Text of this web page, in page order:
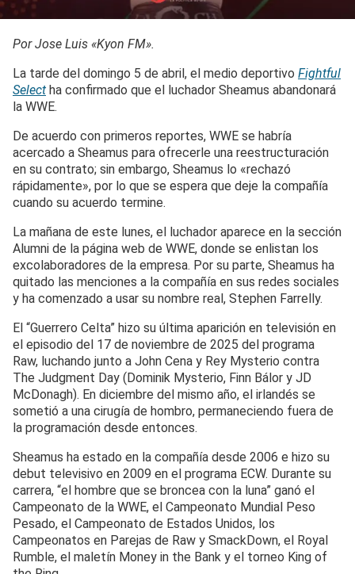
Por Jose Luis «Kyon FM».
La tarde del domingo 5 de abril, el medio deportivo Fightful
Select ha confirmado que el luchador Sheamus abandonará
la WWE.
De acuerdo con primeros reportes, WWE se habría
acercado a Sheamus para ofrecerle una reestructuración
en su contrato; sin embargo, Sheamus lo «rechazó
rápidamente», por lo que se espera que deje la compañía
cuando su acuerdo termine.
La mañana de este lunes, el luchador aparece en la sección
Alumni de la página web de WWE, donde se enlistan los
excolaboradores de la empresa. Por su parte, Sheamus ha
quitado las menciones a la compañía en sus redes sociales
y ha comenzado a usar su nombre real, Stephen Farrelly.
El “Guerrero Celta” hizo su última aparición en televisión en
el episodio del 17 de noviembre de 2025 del programa
Raw, luchando junto a John Cena y Rey Mysterio contra
The Judgment Day (Dominik Mysterio, Finn Bálor y JD
McDonagh). En diciembre del mismo año, el irlandés se
sometió a una cirugía de hombro, permaneciendo fuera de
la programación desde entonces.
Sheamus ha estado en la compañía desde 2006 e hizo su
debut televisivo en 2009 en el programa ECW. Durante su
carrera, “el hombre que se broncea con la luna” ganó el
Campeonato de la WWE, el Campeonato Mundial Peso
Pesado, el Campeonato de Estados Unidos, los
Campeonatos en Parejas de Raw y SmackDown, el Royal
Rumble, el maletín Money in the Bank y el torneo King of